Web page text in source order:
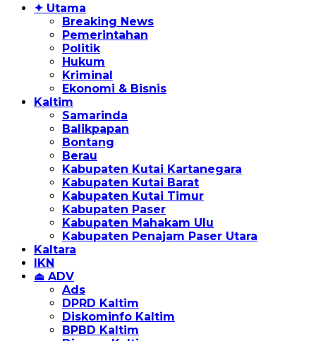
✦ Utama
Breaking News
Pemerintahan
Politik
Hukum
Kriminal
Ekonomi & Bisnis
Kaltim
Samarinda
Balikpapan
Bontang
Berau
Kabupaten Kutai Kartanegara
Kabupaten Kutai Barat
Kabupaten Kutai Timur
Kabupaten Paser
Kabupaten Mahakam Ulu
Kabupaten Penajam Paser Utara
Kaltara
IKN
⏏ ADV
Ads
DPRD Kaltim
Diskominfo Kaltim
BPBD Kaltim